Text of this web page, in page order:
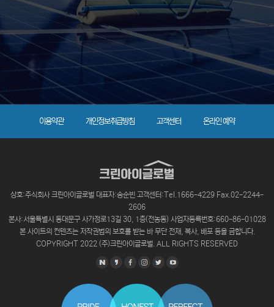
이용약관 개인정보취급방침 고객센터 온라인 예약
상호:주식회사 크린아이글로벌 대표자:송순빈 고객센터:Tel.1666-4229 Fax.02-2244-
2606
본사:서울특별시 동대문구 사가정로13길 30, 1층(전농동) 사업자등록번호:660-86-01028
본 사이트의 컨텐츠는 저작권법의 보호를 받는 바 무단 전재, 복사, 배포 등을 금합니다.
COPYRIGHT 2022 (주)크린아이글로벌. ALL RIGHTS RESERVED